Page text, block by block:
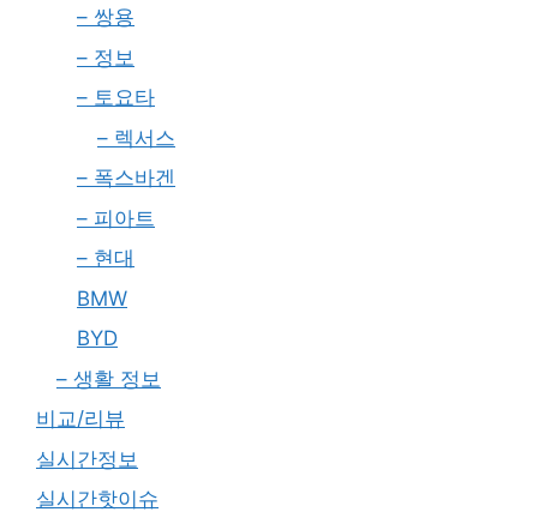
– 쌍용
– 정보
– 토요타
– 렉서스
– 폭스바겐
– 피아트
– 현대
BMW
BYD
– 생활 정보
비교/리뷰
실시간정보
실시간핫이슈